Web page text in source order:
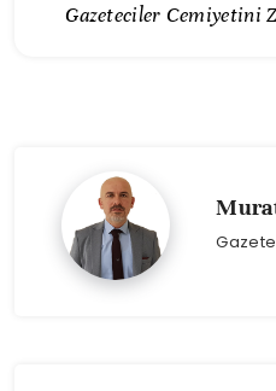
Gazeteciler Cemiyetini